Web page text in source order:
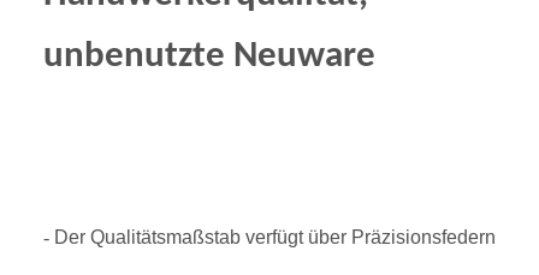
unbenutzte Neuware
- Der Qualitätsmaßstab verfügt über Präzisionsfedern